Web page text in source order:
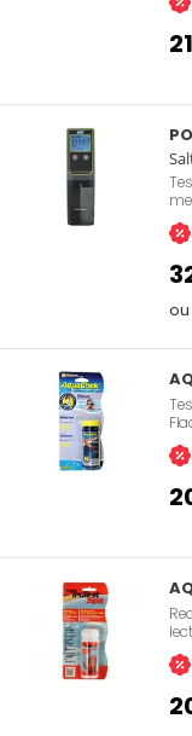
21
ou
le